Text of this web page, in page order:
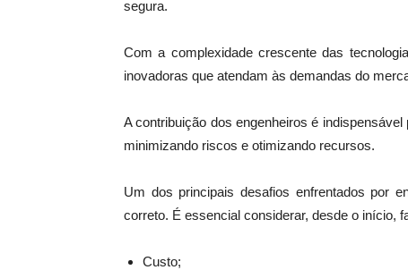
segura.
Com a complexidade crescente das
inovadoras que atendam às demandas do
A contribuição dos engenheiros é
minimizando riscos e otimizando recursos.
Um dos principais desafios enfrentados por
correto. É essencial considerar, desde o início,
Custo;